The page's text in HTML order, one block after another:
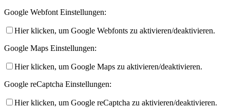
Google Webfont Einstellungen:
Hier klicken, um Google Webfonts zu aktivieren/deaktivieren.
Google Maps Einstellungen:
Hier klicken, um Google Maps zu aktivieren/deaktivieren.
Google reCaptcha Einstellungen:
Hier klicken, um Google reCaptcha zu aktivieren/deaktivieren.